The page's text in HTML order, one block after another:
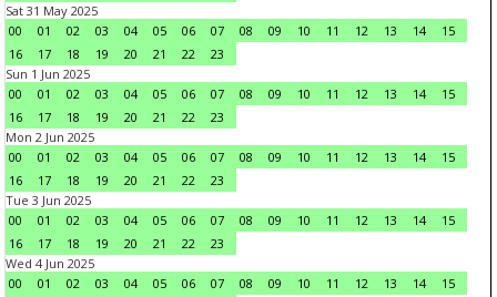
Sat 31 May 2025
00
01 02 03 04 05 06 07 08 09 10 11 12 13 14
15
16
17 18 19 20 21 22
23
Sun 1 Jun 2025
00
01 02 03 04 05 06 07 08 09 10 11 12 13 14
15
16
17 18 19 20 21 22
23
Mon 2 Jun 2025
00
01 02 03 04 05 06 07 08 09 10 11 12 13 14
15
16
17 18 19 20 21 22
23
Tue 3 Jun 2025
00
01 02 03 04 05 06 07 08 09 10 11 12 13 14
15
16
17 18 19 20 21 22
23
Wed 4 Jun 2025
00
01 02 03 04 05 06 07 08 09 10 11 12 13 14
15